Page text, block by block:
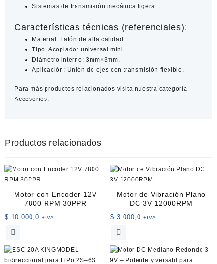
Sistemas de transmisión mecánica ligera.
Características técnicas (referenciales):
Material: Latón de alta calidad.
Tipo: Acoplador universal mini.
Diámetro interno: 3mm×3mm.
Aplicación: Unión de ejes con transmisión flexible.
Para más productos relacionados visita nuestra categoría
Accesorios.
Productos relacionados
Motor con Encoder 12V
7800 RPM 30PPR
$ 10.000,0 +IVA
Motor de Vibración Plano
DC 3V 12000RPM
$ 3.000,0 +IVA
Este
tiene
múltiples